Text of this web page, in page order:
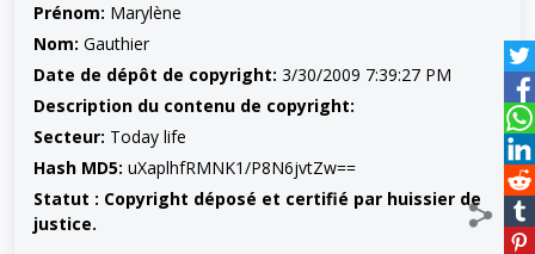
Prénom: Marylène
Nom: Gauthier
Date de dépôt de copyright: 3/30/2009 7:39:27 PM
Description du contenu de copyright:
Secteur: Today life
Hash MD5: uXaplhfRMNK1/P8N6jvtZw==
Statut : Copyright déposé et certifié par huissier de
justice.